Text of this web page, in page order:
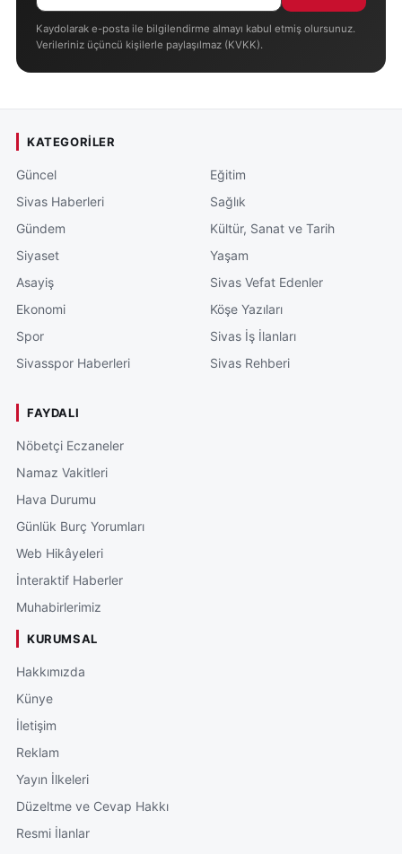
Kaydolarak e-posta ile bilgilendirme almayı kabul etmiş olursunuz.
Verileriniz üçüncü kişilerle paylaşılmaz (KVKK).
KATEGORILER
Güncel
Sivas Haberleri
Gündem
Siyaset
Asayiş
Ekonomi
Spor
Sivasspor Haberleri
Eğitim
Sağlık
Kültür, Sanat ve Tarih
Yaşam
Sivas Vefat Edenler
Köşe Yazıları
Sivas İş İlanları
Sivas Rehberi
FAYDALI
Nöbetçi Eczaneler
Namaz Vakitleri
Hava Durumu
Günlük Burç Yorumları
Web Hikâyeleri
İnteraktif Haberler
Muhabirlerimiz
KURUMSAL
Hakkımızda
Künye
İletişim
Reklam
Yayın İlkeleri
Düzeltme ve Cevap Hakkı
Resmi İlanlar